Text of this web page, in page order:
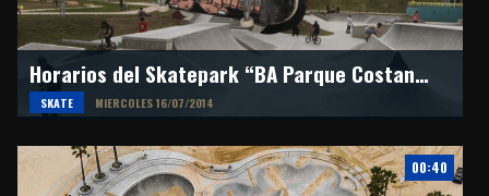
Horarios del Skatepark “BA Parque Costanera”
SKATE MIERCOLES 16/07/2014
00:40